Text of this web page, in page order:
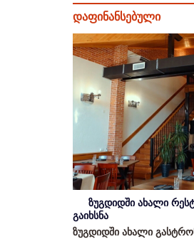
დაფინანსებული
ზუგდიდში ახალი
გაიხსნა
ზუგდიდში ახალი